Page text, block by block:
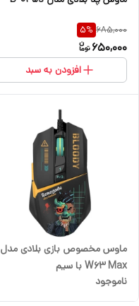
685,000
5%
650,000
افزودن به سبد
ماوس مخصوص بازی بلادی مدل
W63 Max با سیم
ناموجود